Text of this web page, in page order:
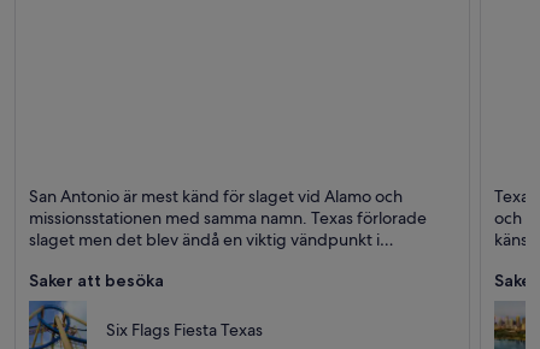
Floder, Promenad och Historisk
San Antonio är mest känd för slaget vid Alamo och
missionsstationen med samma namn. Texas förlorade
slaget men det blev ändå en viktig vändpunkt i
Saker att besöka
Six Flags Fiesta Texas
och